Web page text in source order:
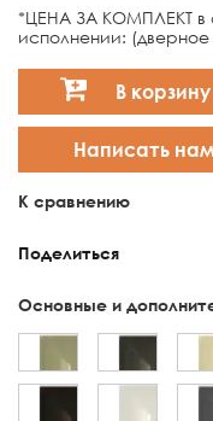
*ЦЕНА ЗА КОМПЛЕКТ в
исполнении:
В корзину
Написать
К сравнению
Поделиться
Основные и